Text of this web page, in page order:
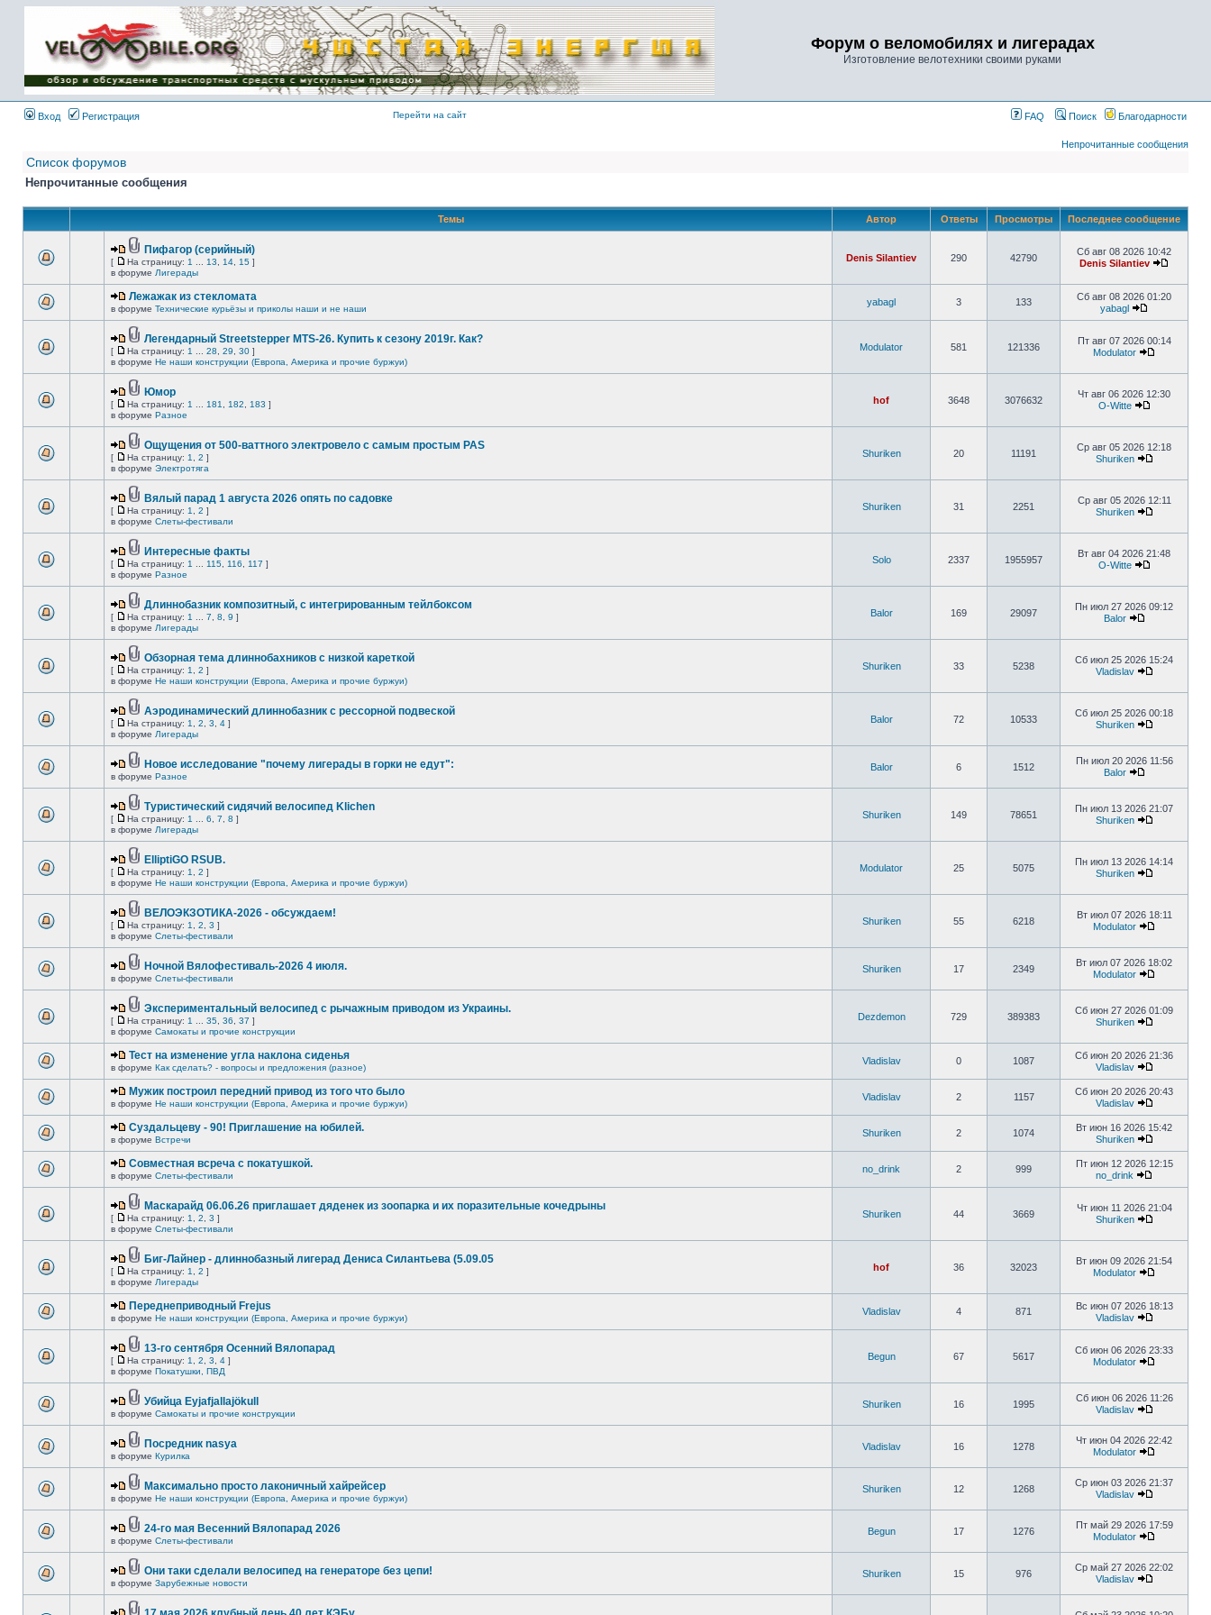
Имя пользователя:
Пароль:
{ LOG_ME_IN_SHORT
}
Форум о веломобилях и лигерадах
Изготовление велотехники своими руками
Вход Регистрация Перейти на сайт FAQ Поиск Благодарности
Непрочитанные сообщения
Список форумов
Непрочитанные сообщения
Темы Автор Ответы Просмотры Последнее сообщение
Пифагор (серийный)
[ На страницу: 1 13 14 15 ]
в форуме Лигерады
Denis Silantiev 290 42790
Сб авг 08 2026 10:42
Denis Silantiev
Лежажак из стекломата
в форуме Технические курьёзы и приколы наши и не наши
yabagl 3 133
Сб авг 08 2026 01:20
yabagl
Легендарный Streetstepper MTS-26. Купить к сезону 2019г. Как?
[ На страницу: 1 28 29 30 ]
в форуме Не наши конструкции (Европа, Америка и прочие буржуи)
Modulator 581 121336
Пт авг 07 2026 00:14
Modulator
Юмор
[ На страницу: 1 181 182 183 ]
в форуме Разное
hof 3648 3076632
Чт авг 06 2026 12:30
O-Witte
Ощущения от 500-ваттного электровело с самым простым PAS
[ На страницу: 1 2 ]
в форуме Электротяга
Shuriken 20 11191
Ср авг 05 2026 12:18
Shuriken
Вялый парад 1 августа 2026 опять по садовке
[ На страницу: 1 2 ]
в форуме Слеты-фестивали
Shuriken 31 2251
Ср авг 05 2026 12:11
Shuriken
Интересные факты
[ На страницу: 1 115 116 117 ]
в форуме Разное
Solo 2337 1955957
Вт авг 04 2026 21:48
O-Witte
Длиннобазник композитный, с интегрированным тейлбоксом
[ На страницу: 1 7 8 9 ]
в форуме Лигерады
Balor 169 29097
Пн июл 27 2026 09:12
Balor
Обзорная тема длиннобахников с низкой кареткой
[ На страницу: 1 2 ]
в форуме Не наши конструкции (Европа, Америка и прочие буржуи)
Shuriken 33 5238
Сб июл 25 2026 15:24
Vladislav
Аэродинамический длиннобазник с рессорной подвеской
[ На страницу: 1 2 3 4 ]
в форуме Лигерады
Balor 72 10533
Сб июл 25 2026 00:18
Shuriken
Новое исследование "почему лигерады в горки не едут":
в форуме Разное
Balor 6 1512
Пн июл 20 2026 11:56
Balor
Туристический сидячий велосипед Klichen
[ На страницу: 1 6 7 8 ]
в форуме Лигерады
Shuriken 149 78651
Пн июл 13 2026 21:07
Shuriken
ElliptiGO RSUB.
[ На страницу: 1 2 ]
в форуме Не наши конструкции (Европа, Америка и прочие буржуи)
Modulator 25 5075
Пн июл 13 2026 14:14
Shuriken
ВЕЛОЭКЗОТИКА-2026 - обсуждаем!
[ На страницу: 1 2 3 ]
в форуме Слеты-фестивали
Shuriken 55 6218
Вт июл 07 2026 18:11
Modulator
Ночной Вялофестиваль-2026 4 июля.
в форуме Слеты-фестивали
Shuriken 17 2349
Вт июл 07 2026 18:02
Modulator
Экспериментальный велосипед с рычажным приводом из Украины.
[ На страницу: 1 35 36 37 ]
в форуме Самокаты и прочие конструкции
Dezdemon 729 389383
Сб июн 27 2026 01:09
Shuriken
Тест на изменение угла наклона сиденья
в форуме Как сделать? - вопросы и предложения (разное)
Vladislav 0 1087
Сб июн 20 2026 21:36
Vladislav
Мужик построил передний привод из того что было
в форуме Не наши конструкции (Европа, Америка и прочие буржуи)
Vladislav 2 1157
Сб июн 20 2026 20:43
Vladislav
Суздальцеву - 90! Приглашение на юбилей.
в форуме Встречи
Shuriken 2 1074
Вт июн 16 2026 15:42
Shuriken
Совместная всреча с покатушкой.
в форуме Слеты-фестивали
no_drink 2 999
Пт июн 12 2026 12:15
no_drink
Маскарайд 06.06.26 приглашает дяденек из зоопарка и их поразительные кочедрыны
[ На страницу: 1 2 3 ]
в форуме Слеты-фестивали
Shuriken 44 3669
Чт июн 11 2026 21:04
Shuriken
Биг-Лайнер - длиннобазный лигерад Дениса Силантьева (5.09.05
[ На страницу: 1 2 ]
в форуме Лигерады
hof 36 32023
Вт июн 09 2026 21:54
Modulator
Переднеприводный Frejus
в форуме Не наши конструкции (Европа, Америка и прочие буржуи)
Vladislav 4 871
Вс июн 07 2026 18:13
Vladislav
13-го сентября Осенний Вялопарад
[ На страницу: 1 2 3 4 ]
в форуме Покатушки, ПВД
Begun 67 5617
Сб июн 06 2026 23:33
Modulator
Убийца Eyjafjallajökull
в форуме Самокаты и прочие конструкции
Shuriken 16 1995
Сб июн 06 2026 11:26
Vladislav
Посредник nasya
в форуме Курилка
Vladislav 16 1278
Чт июн 04 2026 22:42
Modulator
Максимально просто лаконичный хайрейсер
в форуме Не наши конструкции (Европа, Америка и прочие буржуи)
Shuriken 12 1268
Ср июн 03 2026 21:37
Vladislav
24-го мая Весенний Вялопарад 2026
в форуме Слеты-фестивали
Begun 17 1276
Пт май 29 2026 17:59
Modulator
Они таки сделали велосипед на генераторе без цепи!
в форуме Зарубежные новости
Shuriken 15 976
Ср май 27 2026 22:02
Vladislav